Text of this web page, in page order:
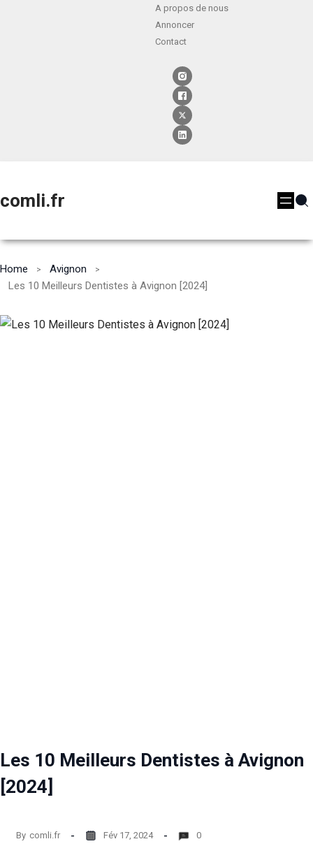
A propos de nous
Annoncer
Contact
comli.fr
Home
Avignon
Les 10 Meilleurs Dentistes à Avignon [2024]
Les 10 Meilleurs Dentistes à Avignon
[2024]
By comli.fr Fév 17, 2024 0